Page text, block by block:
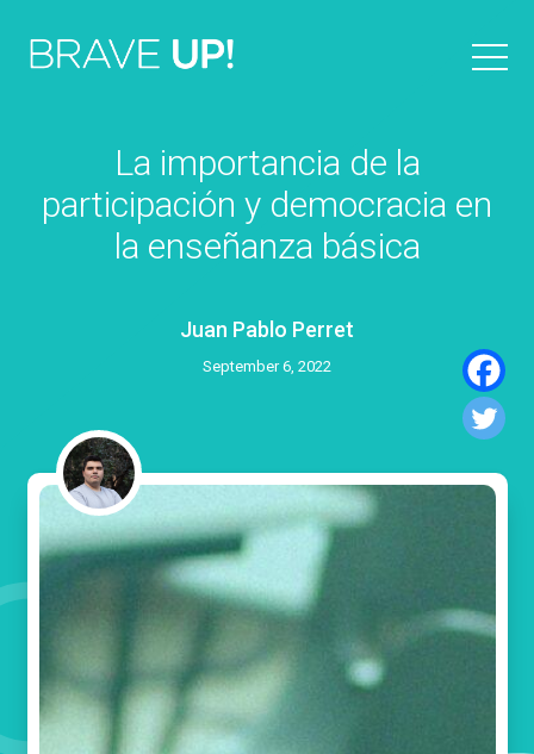
La importancia de la
participación y democracia en
la enseñanza básica
Juan Pablo Perret
September 6, 2022